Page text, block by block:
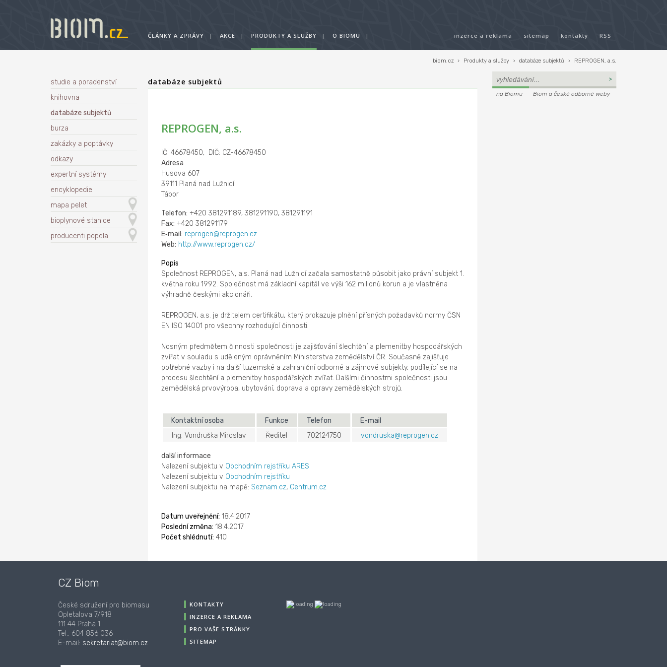
inzerce a reklama sitemap kontakty RSS
ČLÁNKY A ZPRÁVY | AKCE | PRODUKTY A SLUŽBY | O BIOMU |
biom.cz › Produkty a služby › databáze subjektů › REPROGEN, a.s.
studie a poradenství
knihovna
databáze subjektů
burza
zakázky a poptávky
odkazy
expertní systémy
encyklopedie
mapa pelet
bioplynové stanice
producenti popela
databáze subjektů
REPROGEN, a.s.
IČ: 46678450, DIČ: CZ-46678450
Adresa
Husova 607
39111 Planá nad Lužnicí
Tábor
Telefon: +420 381291189, 381291190, 381291191
Fax: +420 381291179
E‑mail: reprogen@reprogen.cz
Web: http://www.reprogen.cz/
Popis
Společnost REPROGEN, a.s. Planá nad Lužnicí začala samostatně působit jako právní subjekt 1.
května roku 1992. Společnost má základní kapitál ve výši 162 milionů korun a je vlastněna
výhradně českými akcionáři.
REPROGEN, a.s. je držitelem certifikátu, který prokazuje plnění přísných požadavků normy ČSN
EN ISO 14001 pro všechny rozhodující činnosti.
Nosným předmětem činnosti společnosti je zajišťování šlechtění a plemenitby hospodářských
zvířat v souladu s uděleným oprávněním Ministerstva zemědělství ČR. Současně zajišťuje
potřebné vazby i na další tuzemské a zahraniční odborné a zájmové subjekty, podílející se na
procesu šlechtění a plemenitby hospodářských zvířat. Dalšími činnostmi společnosti jsou
zemědělská prvovýroba, ubytování, doprava a opravy zemědělských strojů.
Kontaktní osoba Funkce Telefon
E-mail
Ing. Vondruška Miroslav
Ředitel 702124750 vondruska@reprogen.cz
další informace
Nalezení subjektu v Obchodním rejstříku ARES
Nalezení subjektu v Obchodním rejstříku
Nalezení subjektu na mapě: Seznam.cz, Centrum.cz
Datum uveřejnění: 18.4.2017
Poslední změna: 18.4.2017
Počet shlédnutí: 410
na Biomu Biom a české odborné weby
CZ Biom
České sdružení pro biomasu
Opletalova 7/918
111 44 Praha 1
Tel.: 604 856 036
E-mail: sekretariat@biom.cz
KONTAKTY
INZERCE A REKLAMA
PRO VAŠE STRÁNKY
SITEMAP